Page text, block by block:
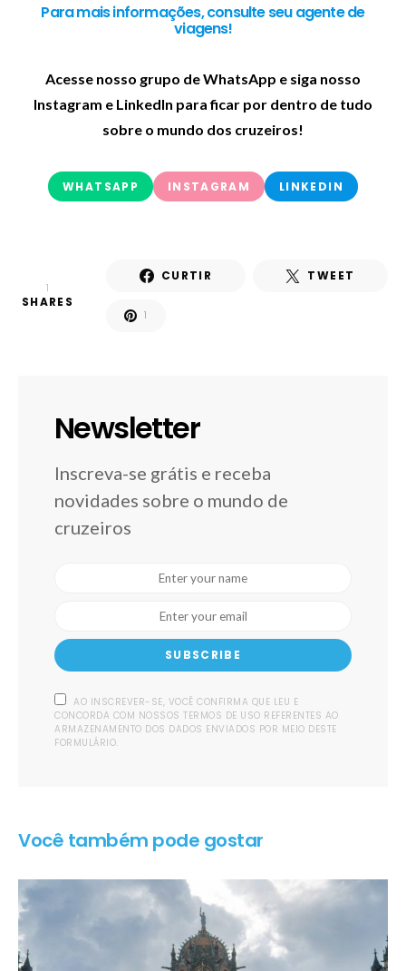
Para mais informações, consulte seu agente de
viagens!
Acesse nosso grupo de WhatsApp e siga nosso
Instagram e LinkedIn para ficar por dentro de tudo
sobre o mundo dos cruzeiros!
WHATSAPP INSTAGRAM LINKEDIN
1
SHARES
CURTIR TWEET
1
Newsletter
Inscreva-se grátis e receba
novidades sobre o mundo de
cruzeiros
SUBSCRIBE
AO INSCREVER-SE, VOCÊ CONFIRMA QUE LEU E
CONCORDA COM NOSSOS TERMOS DE USO REFERENTES AO
ARMAZENAMENTO DOS DADOS ENVIADOS POR MEIO DESTE
FORMULÁRIO.
Você também pode gostar